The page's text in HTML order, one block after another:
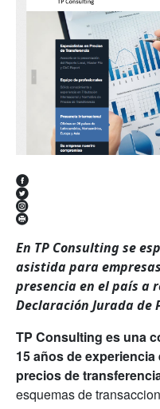
En TP Consulting se
asistida para
presencia en el país a
Declaración Jurada de
TP Consulting es una
15 años de
precios de
esquemas de